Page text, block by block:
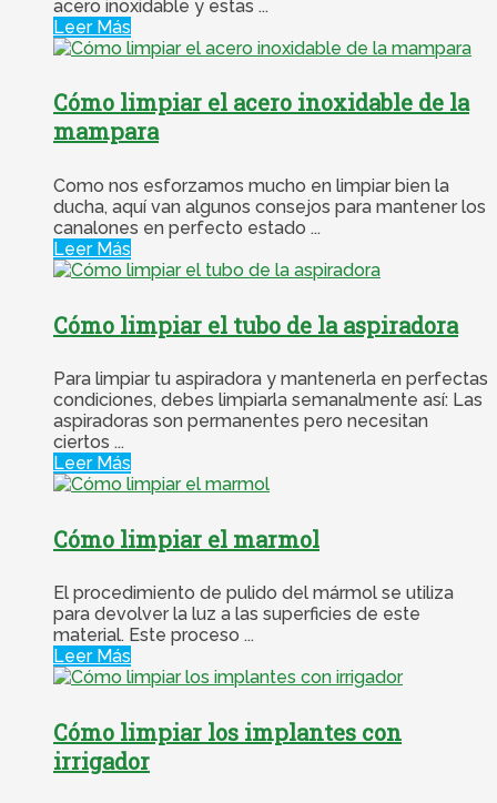
acero inoxidable y estas ...
Leer Más
Cómo limpiar el acero inoxidable de la
mampara
Como nos esforzamos mucho en limpiar bien la
ducha, aquí van algunos consejos para mantener los
canalones en perfecto estado ...
Leer Más
Cómo limpiar el tubo de la aspiradora
Para limpiar tu aspiradora y mantenerla en perfectas
condiciones, debes limpiarla semanalmente así: Las
aspiradoras son permanentes pero necesitan
ciertos ...
Leer Más
Cómo limpiar el marmol
El procedimiento de pulido del mármol se utiliza
para devolver la luz a las superficies de este
material. Este proceso ...
Leer Más
Cómo limpiar los implantes con
irrigador